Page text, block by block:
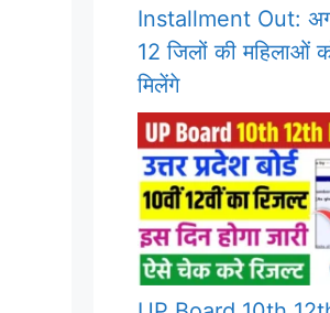
Installment Out:
12 जिलों की महिलाओं
मिलेंगे